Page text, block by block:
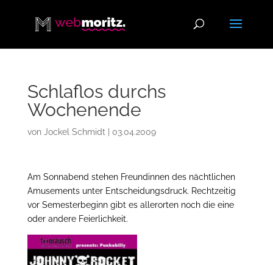
Schlaflos durchs
Wochenende
von Jockel Schmidt 03.04.2009
Am Sonnabend stehen Freundinnen des nächtlichen
Amusements unter Entscheidungsdruck. Rechtzeitig
vor Semesterbeginn gibt es allerorten noch die eine
oder andere Feierlichkeit.